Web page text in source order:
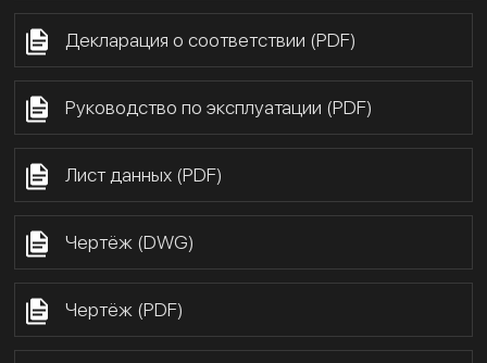
Декларация о соответствии (PDF)
Руководство по эксплуатации (PDF)
Лист данных (PDF)
Чертёж (DWG)
Чертёж (PDF)